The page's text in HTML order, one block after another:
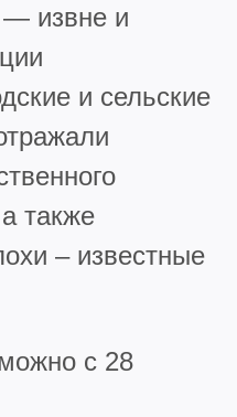
— извне и
и сельские
также
– известные
с 28